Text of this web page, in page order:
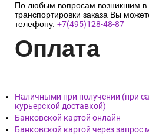
По любым вопросам возникшим в
транспортировки заказа Вы
телефону. +7(495)128-48-87
Оплата
Наличными при получении (при
курьерской доставкой)
Банковской картой онлайн
Банковской картой через запрос